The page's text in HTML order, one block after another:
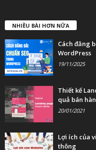
NHIỀU BÀI HƠN NỮA
Cách đăng
WordPress
19/11/2025
Thiết kế
quả bán
20/01/2021
Lợi ích của
thông